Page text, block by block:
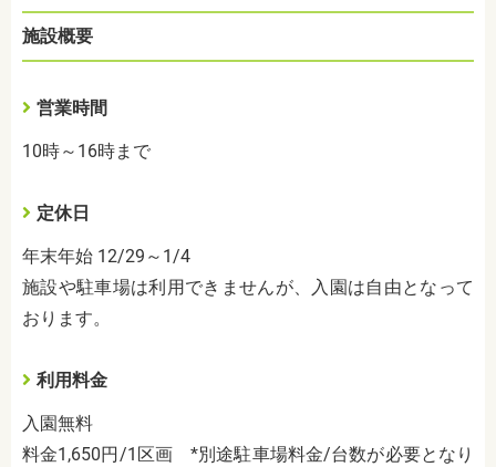
施設概要
営業時間
10時～16時まで
定休日
年末年始 12/29～1/4
施設や駐車場は利用できませんが、入園は自由となって
おります。
利用料金
入園無料
料金1,650円/1区画 *別途駐車場料金/台数が必要となり